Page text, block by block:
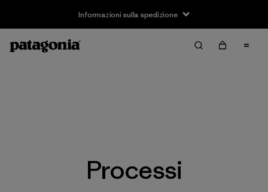
Informazioni sulla spedizione
Processi